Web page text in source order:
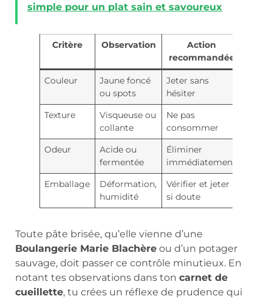
simple pour un plat sain et savoureux
Critère Observation
Action
recommandée
Couleur
Jaune foncé
ou spots
Jeter sans
hésiter
Texture
Visqueuse ou
collante
Ne pas
consommer
Odeur
Acide ou
fermentée
Éliminer
immédiatement
Emballage
Déformation,
humidité
Vérifier et jeter
si doute
Toute pâte brisée, qu’elle vienne d’une
Boulangerie Marie Blachère ou d’un potager
sauvage, doit passer ce contrôle minutieux. En
notant tes observations dans ton carnet de
cueillette, tu crées un réflexe de prudence qui